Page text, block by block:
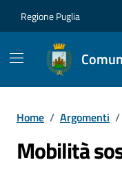
Regione Puglia
Home / Argomenti /
Mobilità